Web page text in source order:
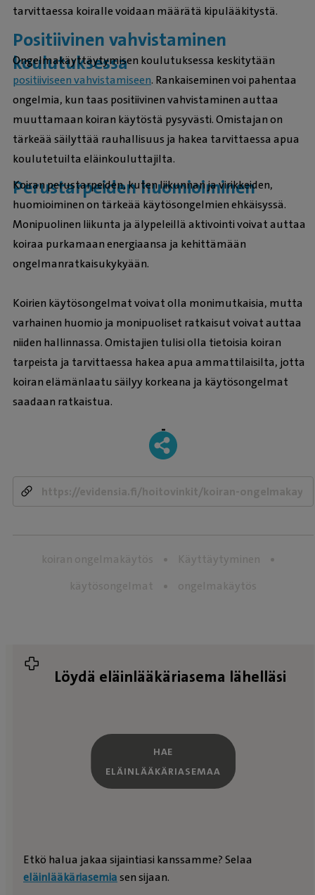
tarvittaessa koiralle voidaan määrätä kipulääkitystä.
Positiivinen vahvistaminen
koulutuksessa
Ongelmakäyttäytymisen koulutuksessa keskitytään
positiiviseen vahvistamiseen. Rankaiseminen voi pahentaa
ongelmia, kun taas positiivinen vahvistaminen auttaa
muuttamaan koiran käytöstä pysyvästi. Omistajan on
tärkeää säilyttää rauhallisuus ja hakea tarvittaessa apua
koulutetuilta eläinkouluttajilta.
Perustarpeiden huomioiminen
Koiran perustarpeiden, kuten liikunnan ja virikkeiden,
huomioiminen on tärkeää käytösongelmien ehkäisyssä.
Monipuolinen liikunta ja älypeleillä aktivointi voivat auttaa
koiraa purkamaan energiaansa ja kehittämään
ongelmanratkaisukykyään.
Koirien käytösongelmat voivat olla monimutkaisia, mutta
varhainen huomio ja monipuoliset ratkaisut voivat auttaa
niiden hallinnassa. Omistajien tulisi olla tietoisia koiran
tarpeista ja tarvittaessa hakea apua ammattilaisilta, jotta
koiran elämänlaatu säilyy korkeana ja käytösongelmat
saadaan ratkaistua.
-
koiran ongelmakäytös
Käyttäytyminen
käytösongelmat
ongelmakäytös
Löydä eläinlääkäriasema lähelläsi
HAE
ELÄINLÄÄKÄRIASEMAA
Etkö halua jakaa sijaintiasi kanssamme? Selaa
eläinlääkäriasemiasen sijaan.